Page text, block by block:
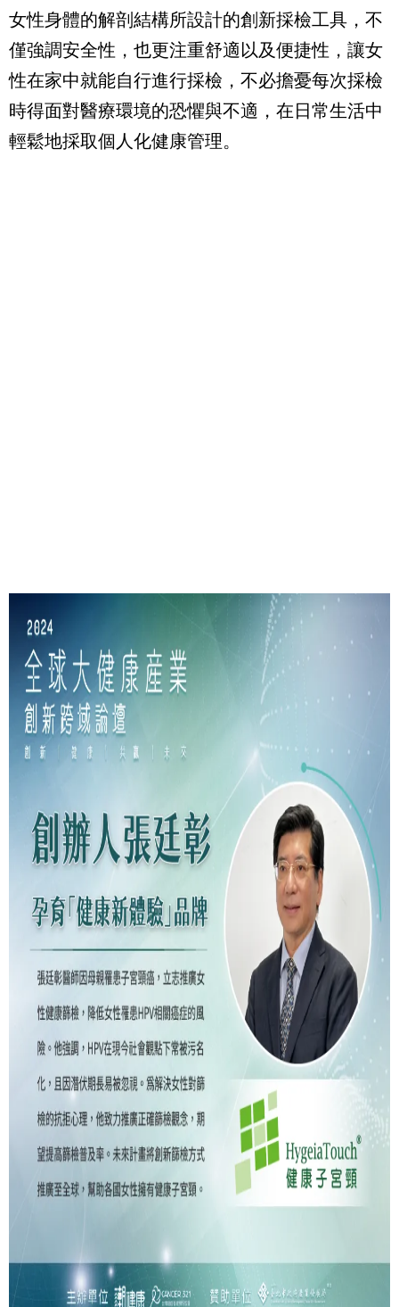
女性身體的解剖結構所設計的創新採檢工具，不
僅強調安全性，也更注重舒適以及便捷性，讓女
性在家中就能自行進行採檢，不必擔憂每次採檢
時得面對醫療環境的恐懼與不適，在日常生活中
輕鬆地採取個人化健康管理。